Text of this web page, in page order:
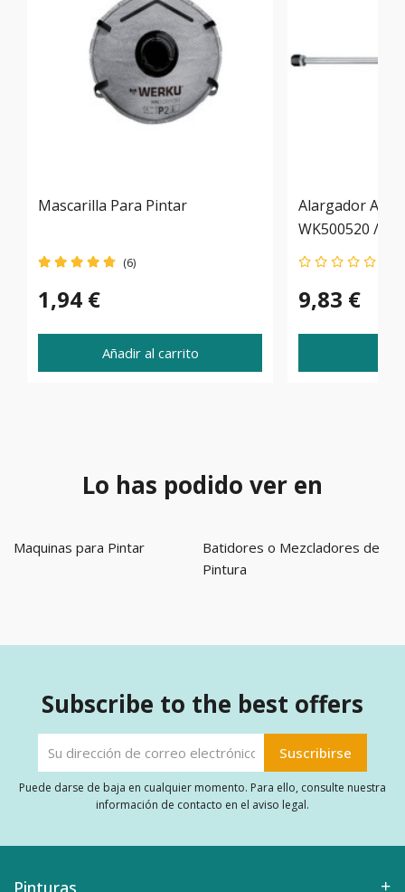
Mascarilla Para Pintar
(6)
1,94 €
Añadir al carrito
Alargador
WK500520 /
9,83 €
Lo has podido ver en
Maquinas para Pintar
Batidores o Mezcladores de
Pintura
Subscribe to the best offers
Puede darse de baja en cualquier momento. Para ello, consulte nuestra
información de contacto en el aviso legal.